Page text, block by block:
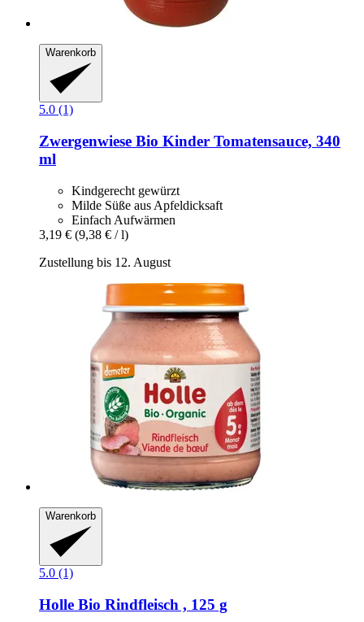
Warenkorb
5.0 (1)
Zwergenwiese Bio Kinder Tomatensauce, 340
ml
Kindgerecht gewürzt
Milde Süße aus Apfeldicksaft
Einfach Aufwärmen
3,19 € (9,38 € / l)
Zustellung bis 12. August
Warenkorb
5.0 (1)
Holle Bio Rindfleisch , 125 g